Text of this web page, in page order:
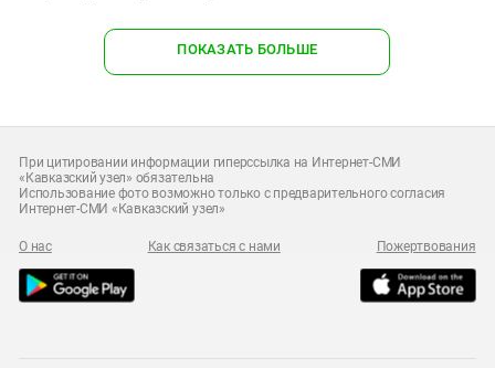
ПОКАЗАТЬ БОЛЬШЕ
При цитировании информации гиперссылка на Интернет-СМИ
«Кавказский узел» обязательна
Использование фото возможно только с предварительного согласия
Интернет-СМИ «Кавказский узел»
О нас Как связаться с нами Пожертвования